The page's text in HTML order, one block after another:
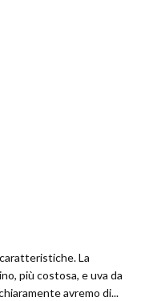
La
più costosa, e uva da
avremo di...